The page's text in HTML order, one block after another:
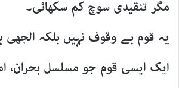
مگر تنقیدی سوچ کم سکھائی۔
یہ قوم بے وقوف نہیں بلکہ الجھی
ایک ایسی قوم جو مسلسل بحران،